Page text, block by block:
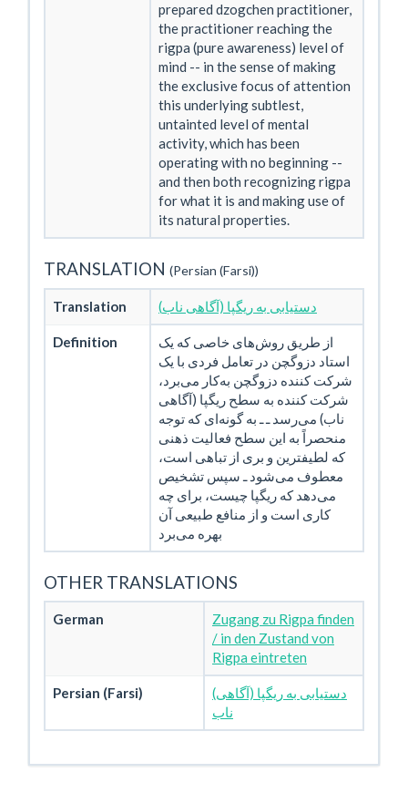
prepared dzogchen practitioner,
the practitioner reaching the
rigpa (pure awareness) level of
mind -- in the sense of making
the exclusive focus of attention
this underlying subtlest,
untainted level of mental
activity, which has been
operating with no beginning --
and then both recognizing rigpa
for what it is and making use of
its natural properties.
TRANSLATION (Persian (Farsi))
Translation (دستیابی به ریگپا (آگاهی ناب
Definition
از طریق روش‌های خاصی که یک
استاد دزوگچن در تعامل فردی با یک
شرکت کننده دزوگچن به‌کار می‌برد،
شرکت کننده به سطح ریگپا (آگاهی
ناب) می‌رسد ـ ـ به گونه‌ای که توجه
منحصراً به این سطح فعالیت ذهنی
که لطیفترین و بری از تباهی است،
معطوف می‌شود ـ سپس تشخیص
می‌دهد که ریگپا چیست، برای چه
کاری است و از منافع طبیعی آن
بهره می‌برد
OTHER TRANSLATIONS
German
Zugang zu Rigpa finden
/ in den Zustand von
Rigpa eintreten
Persian (Farsi)
(دستیابی به ریگپا (آگاهی
ناب